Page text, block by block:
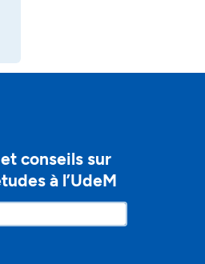
conseils sur
à l’UdeM